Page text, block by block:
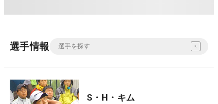
選手情報
S・H・キム